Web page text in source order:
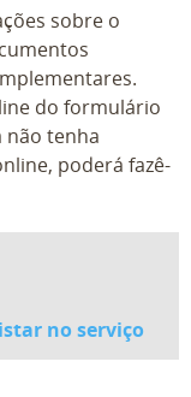
sobre o
do formulário
não tenha
poderá fazê-
no serviço